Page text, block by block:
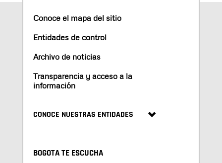
Conoce el mapa del sitio
Entidades de control
Archivo de noticias
Transparencia y acceso a la
información
CONOCE NUESTRAS ENTIDADES
BOGOTA TE ESCUCHA